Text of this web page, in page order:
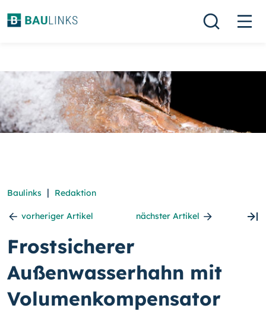
Baulinks | Redaktion
vorheriger Artikel nächster Artikel
Frostsicherer
Außenwasserhahn mit
Volumenkompensator